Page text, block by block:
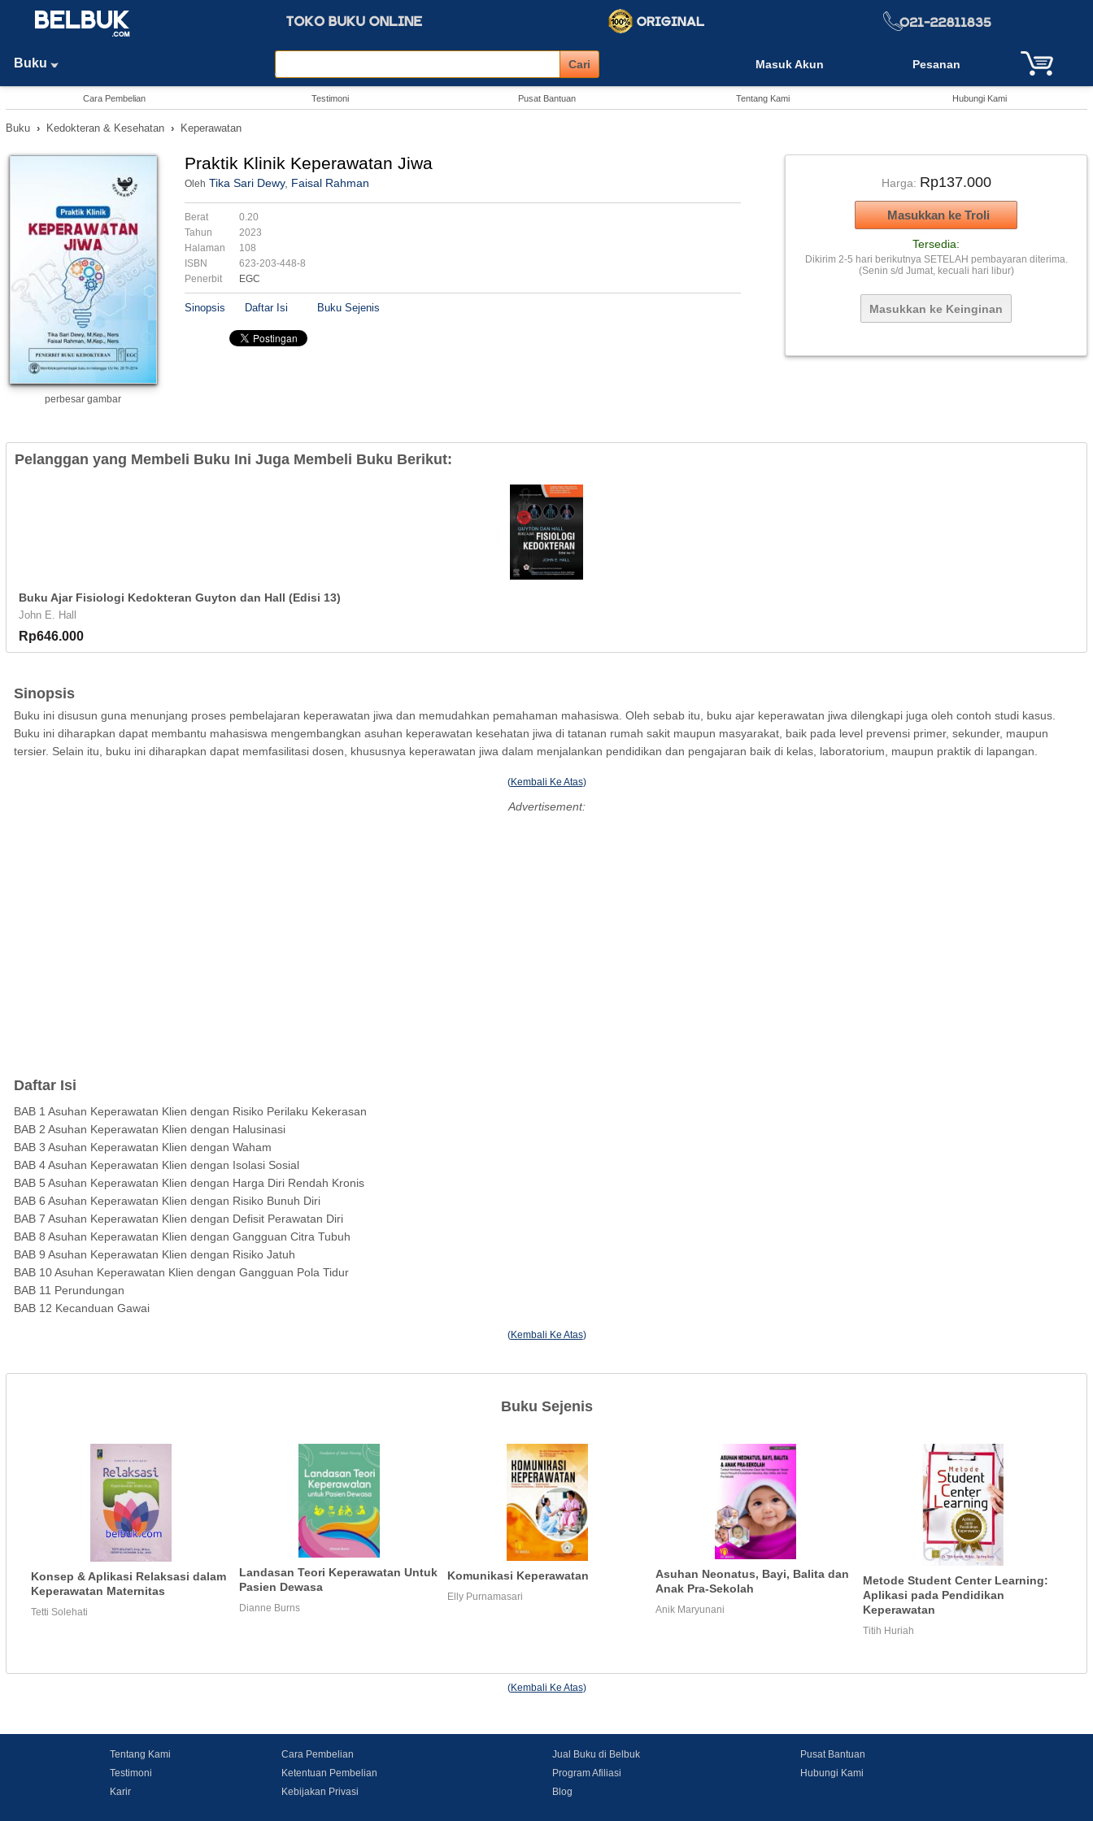
Buku Masuk Akun Pesanan
Cara Pembelian Testimoni Pusat Bantuan Tentang Kami Hubungi Kami
Buku › Kedokteran & Kesehatan › Keperawatan
perbesar gambar
Praktik Klinik Keperawatan Jiwa
Oleh Tika Sari Dewy, Faisal Rahman
Berat
0.20
Tahun
2023
Halaman
108
ISBN
623-203-448-8
Penerbit
EGC
Sinopsis Daftar Isi Buku Sejenis
Harga: Rp137.000
Tersedia:
Dikirim 2-5 hari berikutnya SETELAH pembayaran diterima.
(Senin s/d Jumat, kecuali hari libur)
Pelanggan yang Membeli Buku Ini Juga Membeli Buku Berikut:
Buku Ajar Fisiologi Kedokteran Guyton dan Hall (Edisi 13)
John E. Hall
Rp646.000
Sinopsis
Buku ini disusun guna menunjang proses pembelajaran keperawatan jiwa dan memudahkan pemahaman mahasiswa. Oleh sebab itu, buku ajar keperawatan jiwa dilengkapi juga oleh contoh studi kasus.
Buku ini diharapkan dapat membantu mahasiswa mengembangkan asuhan keperawatan kesehatan jiwa di tatanan rumah sakit maupun masyarakat, baik pada level prevensi primer, sekunder, maupun
tersier. Selain itu, buku ini diharapkan dapat memfasilitasi dosen, khususnya keperawatan jiwa dalam menjalankan pendidikan dan pengajaran baik di kelas, laboratorium, maupun praktik di lapangan.
(Kembali Ke Atas)
Advertisement:
Daftar Isi
BAB 1 Asuhan Keperawatan Klien dengan Risiko Perilaku Kekerasan
BAB 2 Asuhan Keperawatan Klien dengan Halusinasi
BAB 3 Asuhan Keperawatan Klien dengan Waham
BAB 4 Asuhan Keperawatan Klien dengan Isolasi Sosial
BAB 5 Asuhan Keperawatan Klien dengan Harga Diri Rendah Kronis
BAB 6 Asuhan Keperawatan Klien dengan Risiko Bunuh Diri
BAB 7 Asuhan Keperawatan Klien dengan Defisit Perawatan Diri
BAB 8 Asuhan Keperawatan Klien dengan Gangguan Citra Tubuh
BAB 9 Asuhan Keperawatan Klien dengan Risiko Jatuh
BAB 10 Asuhan Keperawatan Klien dengan Gangguan Pola Tidur
BAB 11 Perundungan
BAB 12 Kecanduan Gawai
(Kembali Ke Atas)
Buku Sejenis
Konsep & Aplikasi Relaksasi dalam
Keperawatan Maternitas
Tetti Solehati
Landasan Teori Keperawatan Untuk
Pasien Dewasa
Dianne Burns
Komunikasi Keperawatan
Elly Purnamasari
Asuhan Neonatus, Bayi, Balita dan
Anak Pra-Sekolah
Anik Maryunani
Metode Student Center Learning:
Aplikasi pada Pendidikan
Keperawatan
Titih Huriah
(Kembali Ke Atas)
Tentang Kami
Testimoni
Karir
Cara Pembelian
Ketentuan Pembelian
Kebijakan Privasi
Jual Buku di Belbuk
Program Afiliasi
Blog
Pusat Bantuan
Hubungi Kami